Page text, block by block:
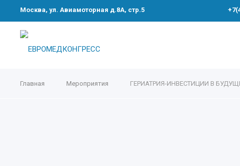
Москва, ул. Авиамоторная д.8А, стр.5
Главная Мероприятия ГЕРИАТРИЯ-ИНВЕСТИЦИИ В